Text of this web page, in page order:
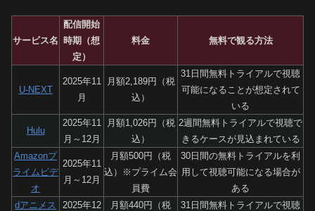
サービス名
配信開始
時期（想
定）
料金 無料で観る方法
U-NEXT
2025年11
月
月額2,189円（税
込）
31日間無料トライアルで視聴
可能になることが想定されて
いる
Hulu
2025年11
月～12月
月額1,026円（税
込）
2週間無料トライアルで視聴で
きるケースが見込まれている
Amazonプ
ライムビデ
オ
2025年11
月～12月
月額500円（税
込）※プライム会
員費
30日間の無料トライアルを利
用して視聴可能になる場合が
ある
dアニメス
2025年12
月額440円（税
31日間無料トライアルで視聴